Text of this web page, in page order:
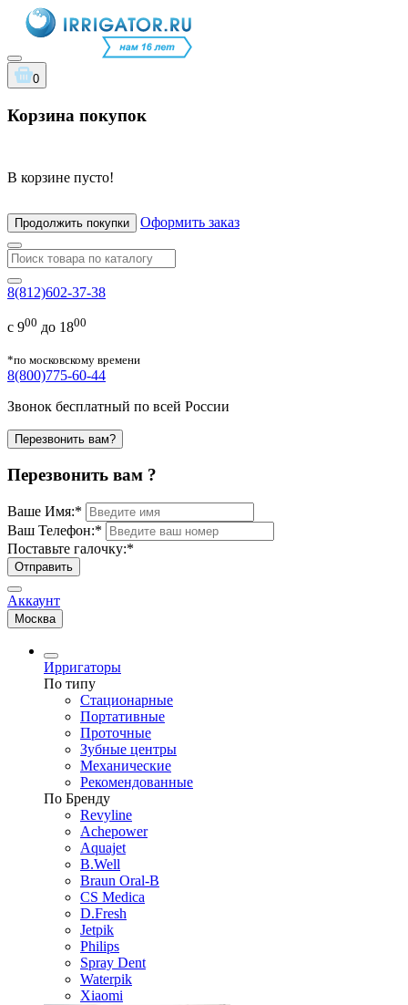
0
Корзина покупок
В корзине пусто!
Продолжить покупки Оформить заказ
8(812)602-37-38
с 900 до 1800
*по московскому времени
8(800)775-60-44
Звонок бесплатный по всей России
Перезвонить вам?
Перезвонить вам ?
Ваше Имя:*
Ваш Телефон:*
Поставьте галочку:*
Отправить
Аккаунт
Москва
Ирригаторы
По типу
Стационарные
Портативные
Проточные
Зубные центры
Механические
Рекомендованные
По Бренду
Revyline
Achepower
Aquajet
B.Well
Braun Oral-B
CS Medica
D.Fresh
Jetpik
Philips
Spray Dent
Waterpik
Xiaomi